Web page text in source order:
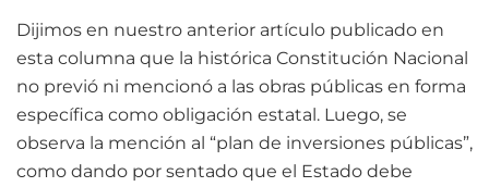
Dijimos en nuestro anterior artículo publicado en
esta columna que la histórica Constitución Nacional
no previó ni mencionó a las obras públicas en forma
específica como obligación estatal. Luego, se
observa la mención al “plan de inversiones públicas”,
como dando por sentado que el Estado debe